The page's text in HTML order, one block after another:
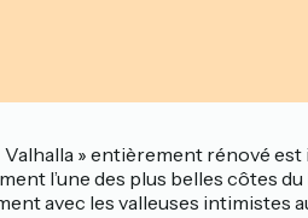
» entièrement rénové
l’une des plus belles côtes
avec les valleuses intimistes